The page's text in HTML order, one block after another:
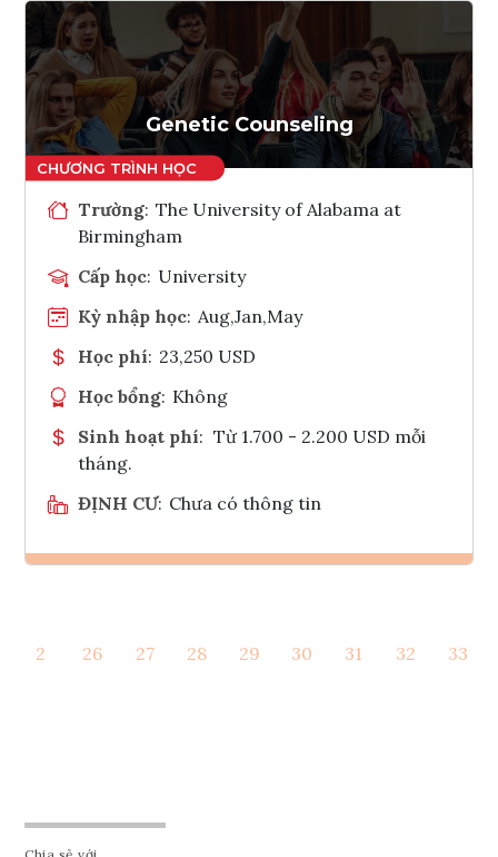
Ghi danh
Tham vấn Interlink
Genetic Counseling
Trường: The University of Alabama at
Birmingham
Cấp học: University
Kỳ nhập học: Aug,Jan,May
Học phí: 23,250 USD
Học bổng: Không
Sinh hoạt phí: Từ 1.700 - 2.200 USD mỗi
tháng.
ĐỊNH CƯ: Chưa có thông tin
Tham vấn Interlink
2 26 27 28 29 30 31 32 33